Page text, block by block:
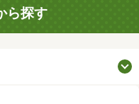
ら探す